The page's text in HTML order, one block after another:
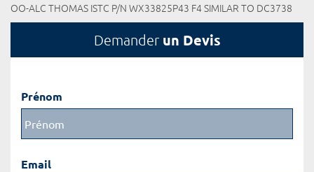
OO-ALC THOMAS ISTC P/N WX33825P43 F4 SIMILAR TO DC3738
Demander un Devis
Prénom
Email